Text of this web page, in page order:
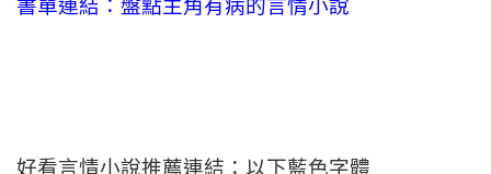
書單連結：盤點主角有病的言情小說
好看言情小說推薦連結：以下藍色字體